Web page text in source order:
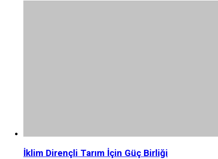
İklim Dirençli Tarım İçin Güç Birliği